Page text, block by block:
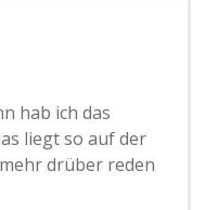
hab ich das
liegt so auf der
drüber reden